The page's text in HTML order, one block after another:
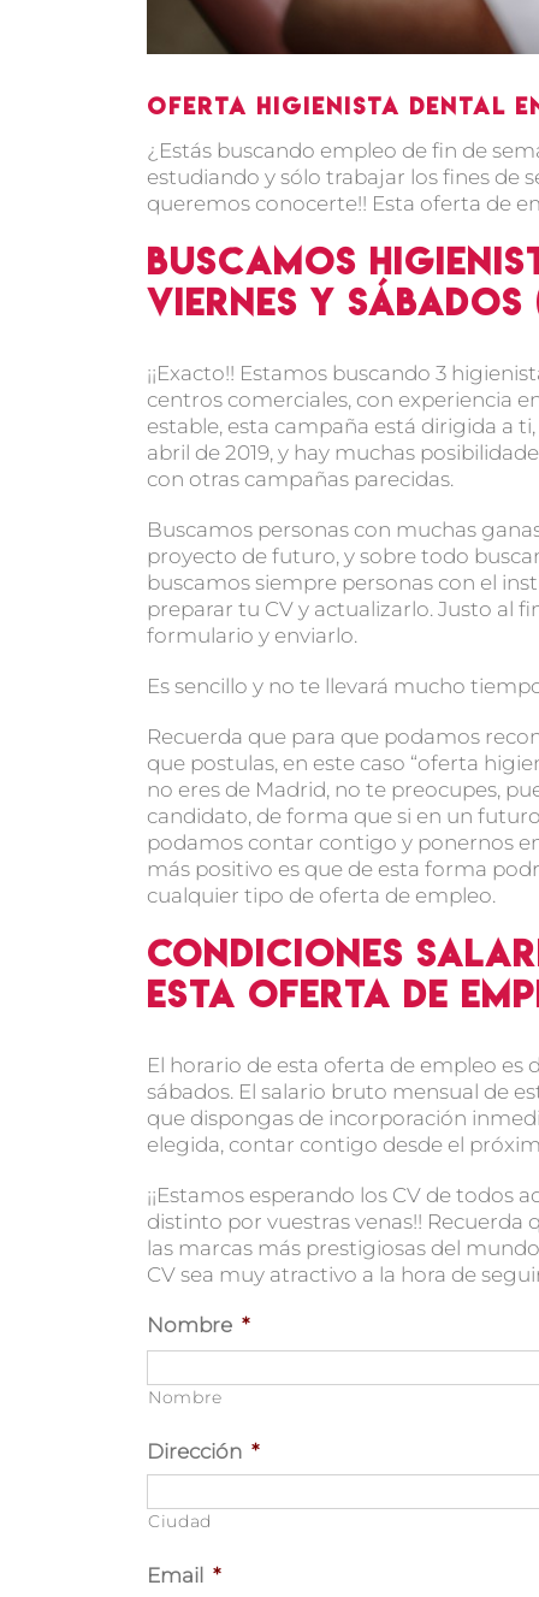
Oferta higienista dental
¿Estás buscando empleo de fin de
estudiando y sólo trabajar los fines de
queremos conocerte!! Esta oferta de
Buscamos
viernes y
¡¡Exacto!! Estamos buscando 3
centros comerciales, con experiencia
estable, esta campaña está dirigida a
abril de 2019, y hay muchas
con otras campañas parecidas.
Buscamos personas con muchas
proyecto de futuro, y sobre todo
buscamos siempre personas con el
preparar tu CV y actualizarlo. Justo al
formulario y enviarlo.
Es sencillo y no te llevará mucho
Recuerda que para que podamos
que postulas, en este caso “oferta
no eres de Madrid, no te preocupes,
candidato, de forma que si en un
podamos contar contigo y ponernos
más positivo es que de esta forma
cualquier tipo de oferta de empleo.
Condiciones
esta oferta de
El horario de esta oferta de empleo es
sábados. El salario bruto mensual de
que dispongas de incorporación
elegida, contar contigo desde el
¡¡Estamos esperando los CV de todos
distinto por vuestras venas!! Recuerda
las marcas más prestigiosas del
CV sea muy atractivo a la hora de
Nombre *
Nombre
Dirección *
Ciudad
Email *